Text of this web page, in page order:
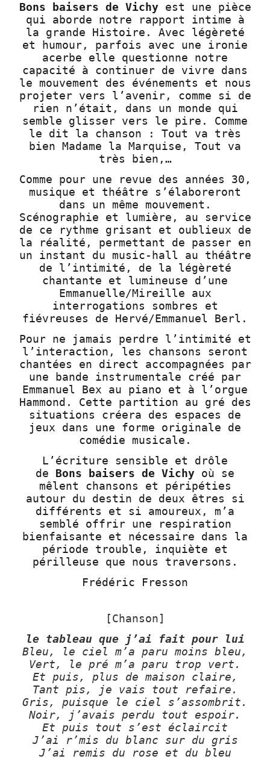
Bons baisers de Vichy est une pièce
qui aborde notre rapport intime à
la grande Histoire. Avec légèreté
et humour, parfois avec une ironie
acerbe elle questionne notre
capacité à continuer de vivre dans
le mouvement des événements et nous
projeter vers l’avenir, comme si de
rien n’était, dans un monde qui
semble glisser vers le pire. Comme
le dit la chanson : Tout va très
bien Madame la Marquise, Tout va
très bien,…
Comme pour une revue des années 30,
musique et théâtre s’élaboreront
dans un même mouvement.
Scénographie et lumière, au service
de ce rythme grisant et oublieux de
la réalité, permettant de passer en
un instant du music-hall au théâtre
de l’intimité, de la légèreté
chantante et lumineuse d’une
Emmanuelle/Mireille aux
interrogations sombres et
fiévreuses de Hervé/Emmanuel Berl.
Pour ne jamais perdre l’intimité et
l’interaction, les chansons seront
chantées en direct accompagnées par
une bande instrumentale créé par
Emmanuel Bex au piano et à l’orgue
Hammond. Cette partition au gré des
situations créera des espaces de
jeux dans une forme originale de
comédie musicale.
L’écriture sensible et drôle
de Bons baisers de Vichy où se
mêlent chansons et péripéties
autour du destin de deux êtres si
différents et si amoureux, m’a
semblé offrir une respiration
bienfaisante et nécessaire dans la
période trouble, inquiète et
périlleuse que nous traversons.
Frédéric Fresson
[Chanson]
le tableau que j’ai fait pour lui
Bleu, le ciel m’a paru moins bleu,
Vert, le pré m’a paru trop vert.
Et puis, plus de maison claire,
Tant pis, je vais tout refaire.
Gris, puisque le ciel s’assombrit.
Noir, j’avais perdu tout espoir.
Et puis tout s’est éclaircit
J’ai r’mis du blanc sur du gris
J’ai remis du rose et du bleu